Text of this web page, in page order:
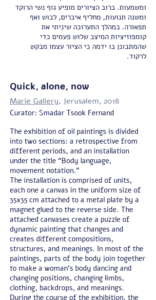
ומשמעות. ברוב הציורים מופיע גוף נשי הרוקד
ומשנה תנועות, מחליף איברים, לבוש ואף
תפאורה. במהלך התערוכה שיניתי את
קומפוזיציות המיצב שלוש פעמים כדי
שהמתבונן בו ידמה כי הציור עצמו מבקש
לרקוד.
Quick, alone, now
Marie Gallery, Jerusalem, 2018
Curator: Smadar Tsook Fernand
The exhibition of oil paintings is divided
into two sections: a retrospective from
different periods, and an installation
under the title “Body language,
movement notation.”
The installation is comprised of units,
each one a canvas in the uniform size of
35x35 cm attached to a metal plate by a
magnet glued to the reverse side. The
attached canvases create a puzzle of
dynamic painting that changes and
creates different compositions,
structures, and meanings. In most of the
paintings, parts of the body join together
to make a woman’s body dancing and
changing positions, changing limbs,
clothing, backdrops, and meanings.
During the course of the exhibition, the